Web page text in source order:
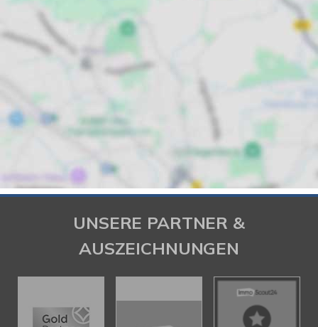
UNSERE PARTNER &
AUSZEICHNUNGEN